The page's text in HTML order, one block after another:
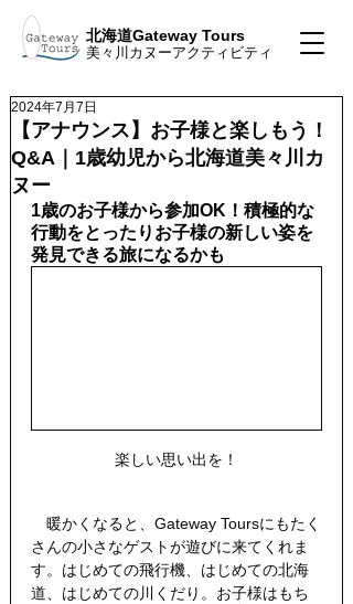
北海道Gateway Tours
美々川カヌーアクティビティ
【アナウンス】お子様と楽しもう！
Q&A｜1歳幼児から北海道美々川カ
ヌー
2024年7月7日
1歳のお子様から参加OK！積極的な
行動をとったりお子様の新しい姿を
発見できる旅になるかも
楽しい思い出を！
暖かくなると、Gateway Toursにもたく
さんの小さなゲストが遊びに来てくれま
す。はじめての飛行機、はじめての北海
道、はじめての川くだり。お子様はもち